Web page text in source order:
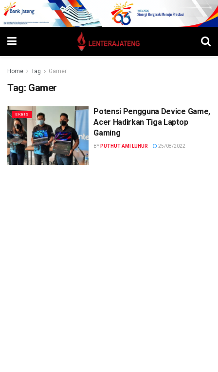
Home Tag Gamer
Tag: Gamer
EKBIS
Potensi Pengguna Device Game,
Acer Hadirkan Tiga Laptop
Gaming
BY PUTHUT AMI LUHUR 25/08/2022